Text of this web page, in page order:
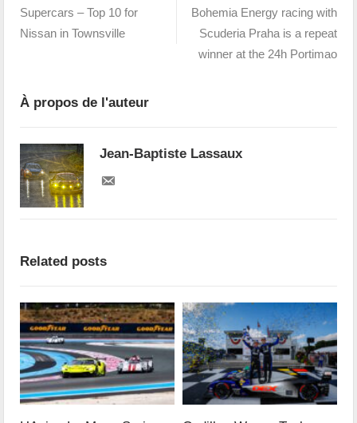
Supercars – Top 10 for
Nissan in Townsville
Bohemia Energy racing with
Scuderia Praha is a repeat
winner at the 24h Portimao
À propos de l'auteur
Jean-Baptiste Lassaux
Related posts